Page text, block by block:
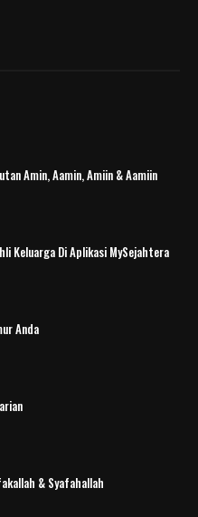
Amin, Aamin, Amiin & Aamiin
Keluarga Di Aplikasi MySejahtera
Anda
& Syafahallah